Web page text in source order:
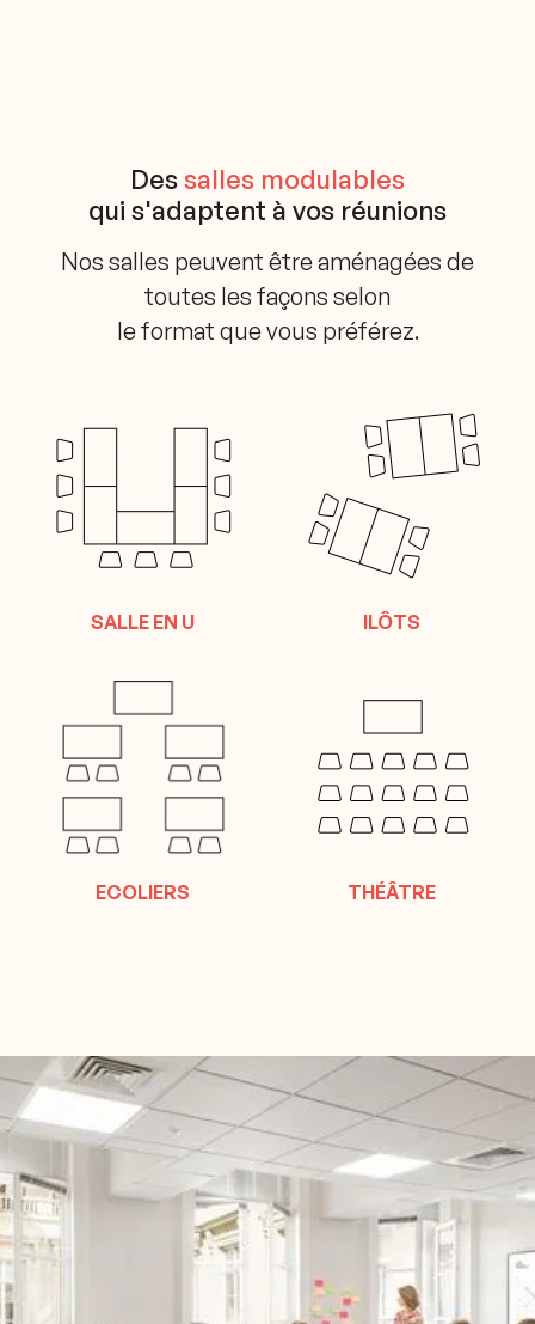
Dessalles modulables
qui s'adaptent à vos réunions
Nos salles peuvent être aménagées de
toutes les façons selon
le format que vous préférez.
SALLE EN U ILÔTS
ECOLIERS THÉÂTRE